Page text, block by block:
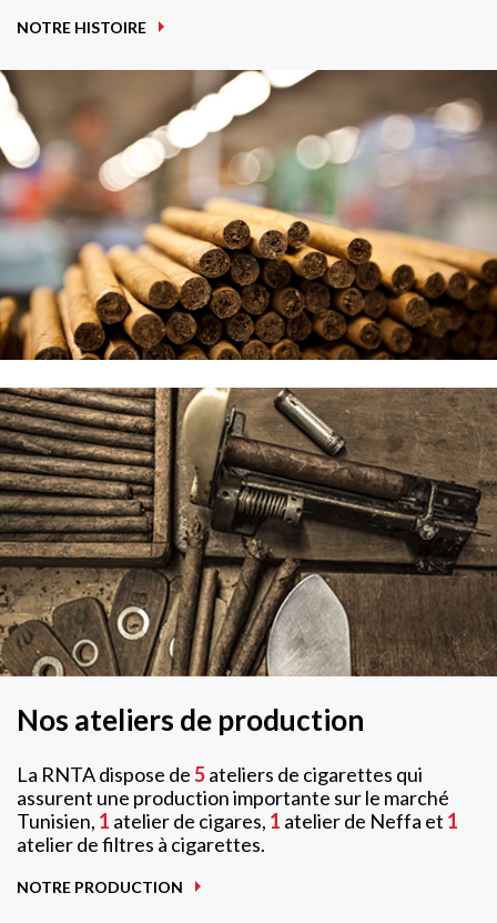
NOTRE HISTOIRE
Nos ateliers de production
La RNTA dispose de5ateliers de cigarettes qui
assurent une production importante sur le marché
Tunisien, 1 atelier de cigares, 1 atelier de Neffa et 1
atelier de filtres à cigarettes.
NOTRE PRODUCTION